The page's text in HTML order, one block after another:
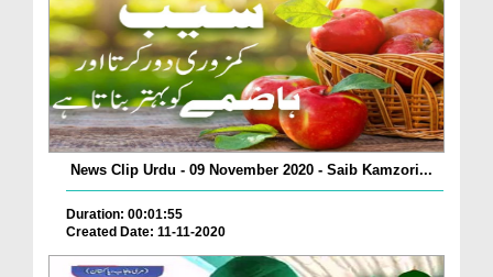
News Clip Urdu - 09 November 2020 - Saib Kamzori...
Duration: 00:01:55
Created Date: 11-11-2020